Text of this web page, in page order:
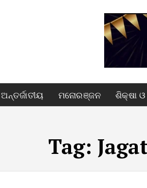
ଅନ୍ତର୍ଜାତୀୟ ମନୋରଞ୍ଜନ ଶିକ୍ଷା
Tag: